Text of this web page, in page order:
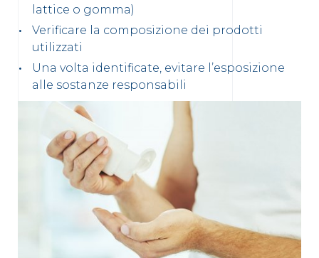
lattice o gomma)
Verificare la composizione dei prodotti
utilizzati
Una volta identificate, evitare l’esposizione
alle sostanze responsabili